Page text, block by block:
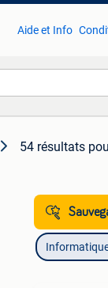
Aide et Info
54 résultats